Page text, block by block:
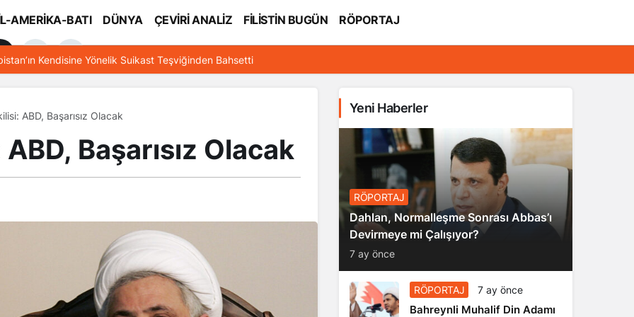
AMERİKA-BATI DÜNYA ÇEVİRİ ANALİZ FİLİSTİN BUGÜN RÖPORTAJ
Kendisine Yönelik Suikast Teşviğinden Bahsetti
ABD, Başarısız Olacak
Başarısız Olacak
Yeni Haberler
RÖPORTAJ
Dahlan, Normalleşme Sonrası Abbas’ı
Devirmeye mi Çalışıyor?
7 ay önce
RÖPORTAJ 7 ay önce
Bahreynli Muhalif Din Adamı